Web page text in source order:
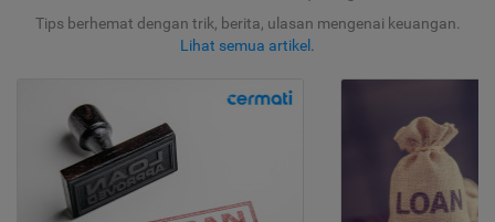
Tips berhemat dengan trik, berita, ulasan mengenai keuangan.
Lihat semua artikel .